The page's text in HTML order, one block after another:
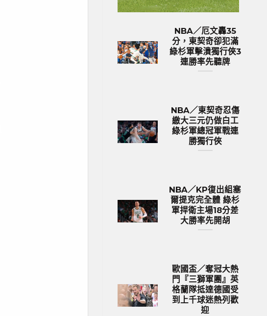
NBA／厄文轟35
分，東契奇卻犯滿
綠杉軍擊潰獨行俠3
連勝率先聽牌
NBA／東契奇忍傷
繳大三元仍做白工
綠杉軍總冠軍戰連
勝獨行俠
NBA／KP復出組塞
爾提克完全體 綠杉
軍捍衛主場18分差
大勝率先開胡
歐國盃／奪冠大熱
門『三獅軍團』英
格蘭隊抵達德國受
到上千球迷熱列歡
迎